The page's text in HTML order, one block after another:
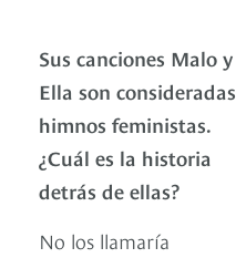
Sus canciones Malo y
Ella son consideradas
himnos feministas.
¿Cuál es la historia
detrás de ellas?
No los llamaría